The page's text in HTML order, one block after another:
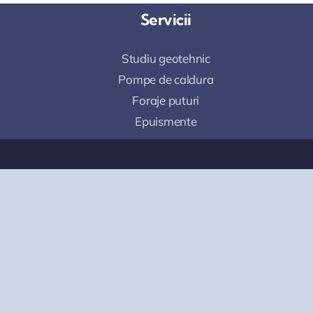
Servicii
Studiu geotehnic
Pompe de caldura
Foraje puturi
Epuismente